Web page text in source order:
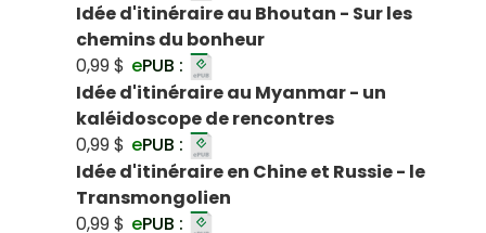
Idée d'itinéraire au Bhoutan - Sur les
chemins du bonheur
0,99 $ ePUB :
Idée d'itinéraire au Myanmar - un
kaléidoscope de rencontres
0,99 $ ePUB :
Idée d'itinéraire en Chine et Russie - le
Transmongolien
0,99 $ ePUB :